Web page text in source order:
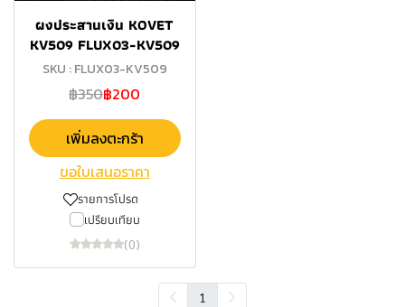
ผงประสานเงิน KOVET
KV509 FLUX03-KV509
SKU : FLUX03-KV509
฿350฿200
เพิ่มลงตะกร้า
ขอใบเสนอราคา
รายการโปรด
เปรียบเทียบ
(0)
1